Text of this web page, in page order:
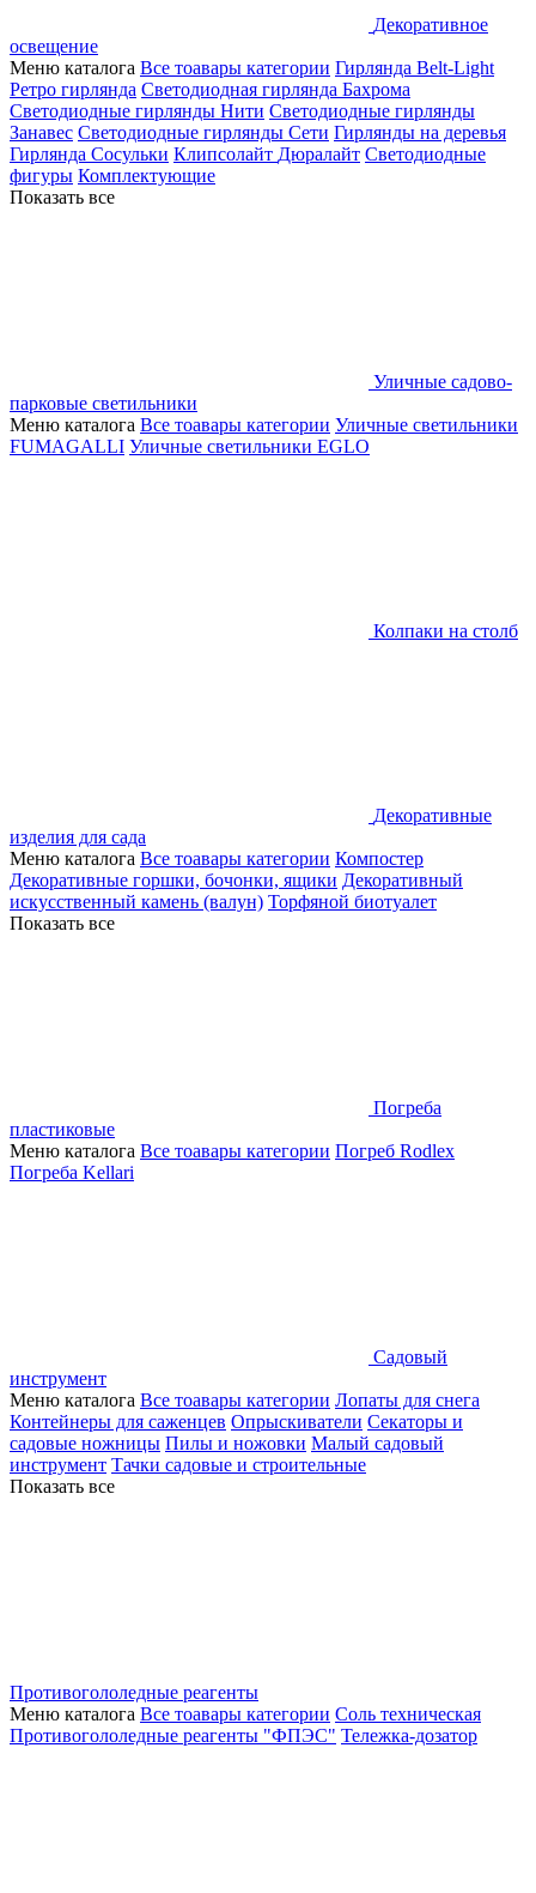
Декоративное
освещение
Меню каталога Все тоавары категории Гирлянда Belt-Light
Ретро гирлянда Светодиодная гирлянда Бахрома
Светодиодные гирлянды Нити Светодиодные гирлянды
Занавес Светодиодные гирлянды Сети Гирлянды на деревья
Гирлянда Сосульки Клипсолайт Дюралайт Светодиодные
фигуры Комплектующие
Показать все
Уличные садово-
парковые светильники
Меню каталога Все тоавары категории Уличные светильники
FUMAGALLI Уличные светильники EGLO
Колпаки на столб
Декоративные
изделия для сада
Меню каталога Все тоавары категории Компостер
Декоративные горшки, бочонки, ящики Декоративный
искусственный камень (валун) Торфяной биотуалет
Показать все
Погреба
пластиковые
Меню каталога Все тоавары категории Погреб Rodlex
Погреба Kellari
Садовый
инструмент
Меню каталога Все тоавары категории Лопаты для снега
Контейнеры для саженцев Опрыскиватели Секаторы и
садовые ножницы Пилы и ножовки Малый садовый
инструмент Тачки садовые и строительные
Показать все
Противогололедные реагенты
Меню каталога Все тоавары категории Соль техническая
Противогололедные реагенты "ФПЭС" Тележка-дозатор